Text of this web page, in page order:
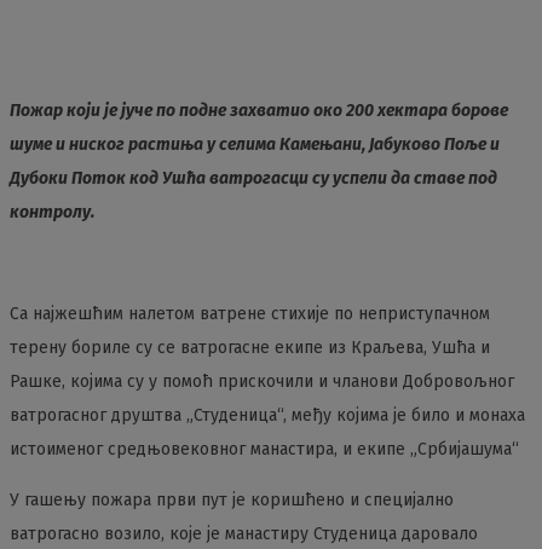
Пожар који је јуче по подне захватио око 200 хектара борове
шуме и ниског растиња у селима Камењани, Јабуково Поље и
Дубоки Поток код Ушћа ватрогасци су успели да ставе под
контролу.
Са најжешћим налетом ватрене стихије по неприступачном
терену бориле су се ватрогасне екипе из Краљева, Ушћа и
Рашке, којима су у помоћ прискочили и чланови Добровољног
ватрогасног друштва „Студеница“, међу којима је било и монаха
истоименог средњовековног манастира, и екипе „Србијашума“
У гашењу пожара први пут је коришћено и специјално
ватрогасно возило, које је манастиру Студеница даровало